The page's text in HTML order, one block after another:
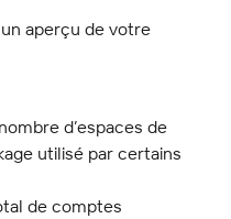
aperçu de votre
d’espaces de
utilisé par certains
de comptes